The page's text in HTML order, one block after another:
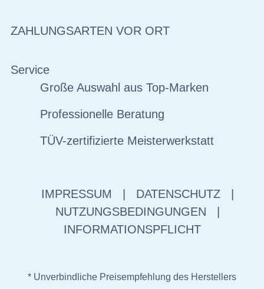
ZAHLUNGSARTEN VOR ORT
Service
Große Auswahl aus Top-Marken
Professionelle Beratung
TÜV-zertifizierte Meisterwerkstatt
IMPRESSUM DATENSCHUTZ
NUTZUNGSBEDINGUNGEN
INFORMATIONSPFLICHT
* Unverbindliche Preisempfehlung des Herstellers